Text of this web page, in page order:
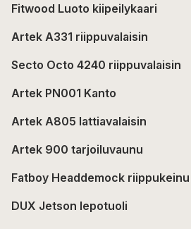
Fitwood Luoto kiipeilykaari
Artek A331 riippuvalaisin
Secto Octo 4240 riippuvalaisin
Artek PN001 Kanto
Artek A805 lattiavalaisin
Artek 900 tarjoiluvaunu
Fatboy Headdemock riippukeinu
DUX Jetson lepotuoli